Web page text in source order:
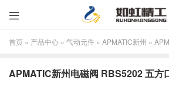

首页 » 产品中心 » 气动元件 » APMATIC新州 »
APMATIC新州电磁阀 RBS5202 五方